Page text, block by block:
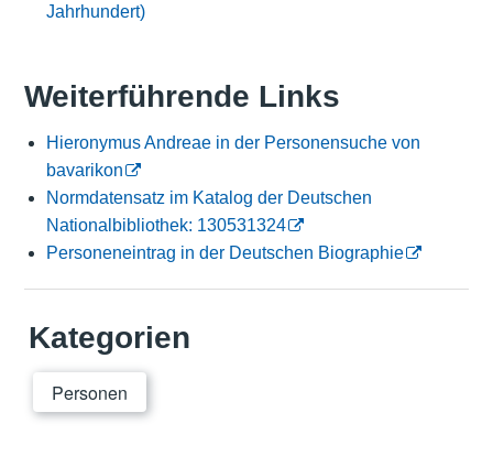
Jahrhundert)
Weiterführende Links
Hieronymus Andreae in der Personensuche von
bavarikon
Normdatensatz im Katalog der Deutschen
Nationalbibliothek: 130531324
Personeneintrag in der Deutschen Biographie
Kategorien
Personen